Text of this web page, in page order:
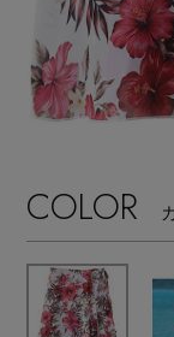
【CFCL】
【雨の日】
【限定】こ
すべてのウ
ブラウス・
パンツ
シューズ
すべてのシ
パンプス
スニーカー
バッグ・財布
すべてのバ
ショルダー
すべてのフ
ストール・
アクセサリー
すべてのア
ランジェリー
お知らせ
よくあるご質問
COLOR